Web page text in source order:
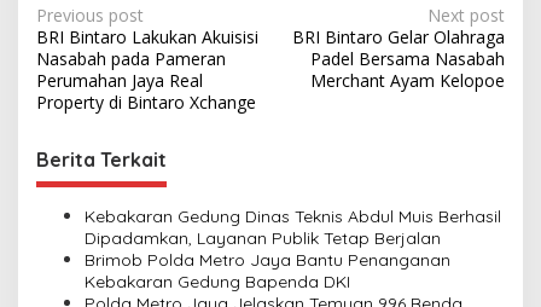
P
o
s
n
a
Previous post
BRI Bintaro Lakukan Akuisisi
Nasabah pada Pameran
Perumahan Jaya Real
Property di Bintaro Xchange
Next post
BRI Bintaro Gelar Olahraga
Padel Bersama Nasabah
Merchant Ayam Kelopoe
Berita Terkait
Kebakaran Gedung Dinas Teknis Abdul Muis Berhasil
Dipadamkan, Layanan Publik Tetap Berjalan
Brimob Polda Metro Jaya Bantu Penanganan
Kebakaran Gedung Bapenda DKI